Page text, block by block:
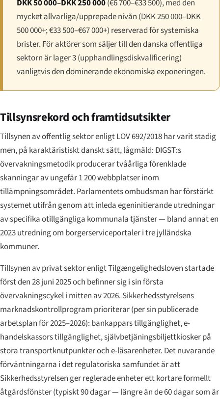
DKK 50 000–DKK 250 000(€6 700–€33 500), med den
mycket allvarliga/upprepade nivån (DKK 250 000–DKK
500 000+; €33 500–€67 000+) reserverad för systemiska
brister. För aktörer som säljer till den danska offentliga
sektorn är lager 3 (upphandlingsdiskvalificering)
vanligtvis den dominerande ekonomiska exponeringen.
Tillsynsrekord och framtidsutsikter
Tillsynen av offentlig sektor enligt LOV 692/2018 har varit stadig
men, på karaktäristiskt danskt sätt, lågmäld: DIGST:s
övervakningsmetodik producerar tvåårliga förenklade
skanningar av ungefär 1 200 webbplatser inom
tillämpningsområdet. Parlamentets ombudsman har förstärkt
systemet utifrån genom att inleda egeninitierande utredningar
av specifika otillgängliga kommunala tjänster — bland annat en
2023 utredning om borgerserviceportaler i tre jylländska
kommuner.
Tillsynen av privat sektor enligt Tilgængelighedsloven startade
först den 28 juni 2025 och befinner sig i sin första
övervakningscykel i mitten av 2026. Sikkerhedsstyrelsens
marknadskontrollprogram prioriterar (per sin publicerade
arbetsplan för 2025–2026): bankappars tillgänglighet, e-
handelskassors tillgänglighet, självbetjäningsbiljettkiosker på
stora transportknutpunkter och e-läsarenheter. Det nuvarande
förväntningarna i det regulatoriska samfundet är att
Sikkerhedsstyrelsen ger reglerade enheter ett kortare formellt
åtgärdsfönster (typiskt 90 dagar — längre än de 60 dagar som är